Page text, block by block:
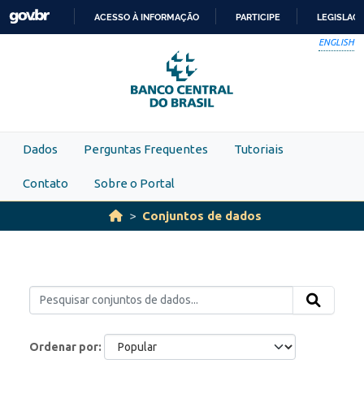
Skip to main content
PARA
O
CONTEÚDO
ACESSO À INFORMAÇÃO PARTICIPE
ENGLISH
Dados Perguntas Frequentes Tutoriais
Contato Sobre o Portal
Conjuntos de dados
Ordenar por